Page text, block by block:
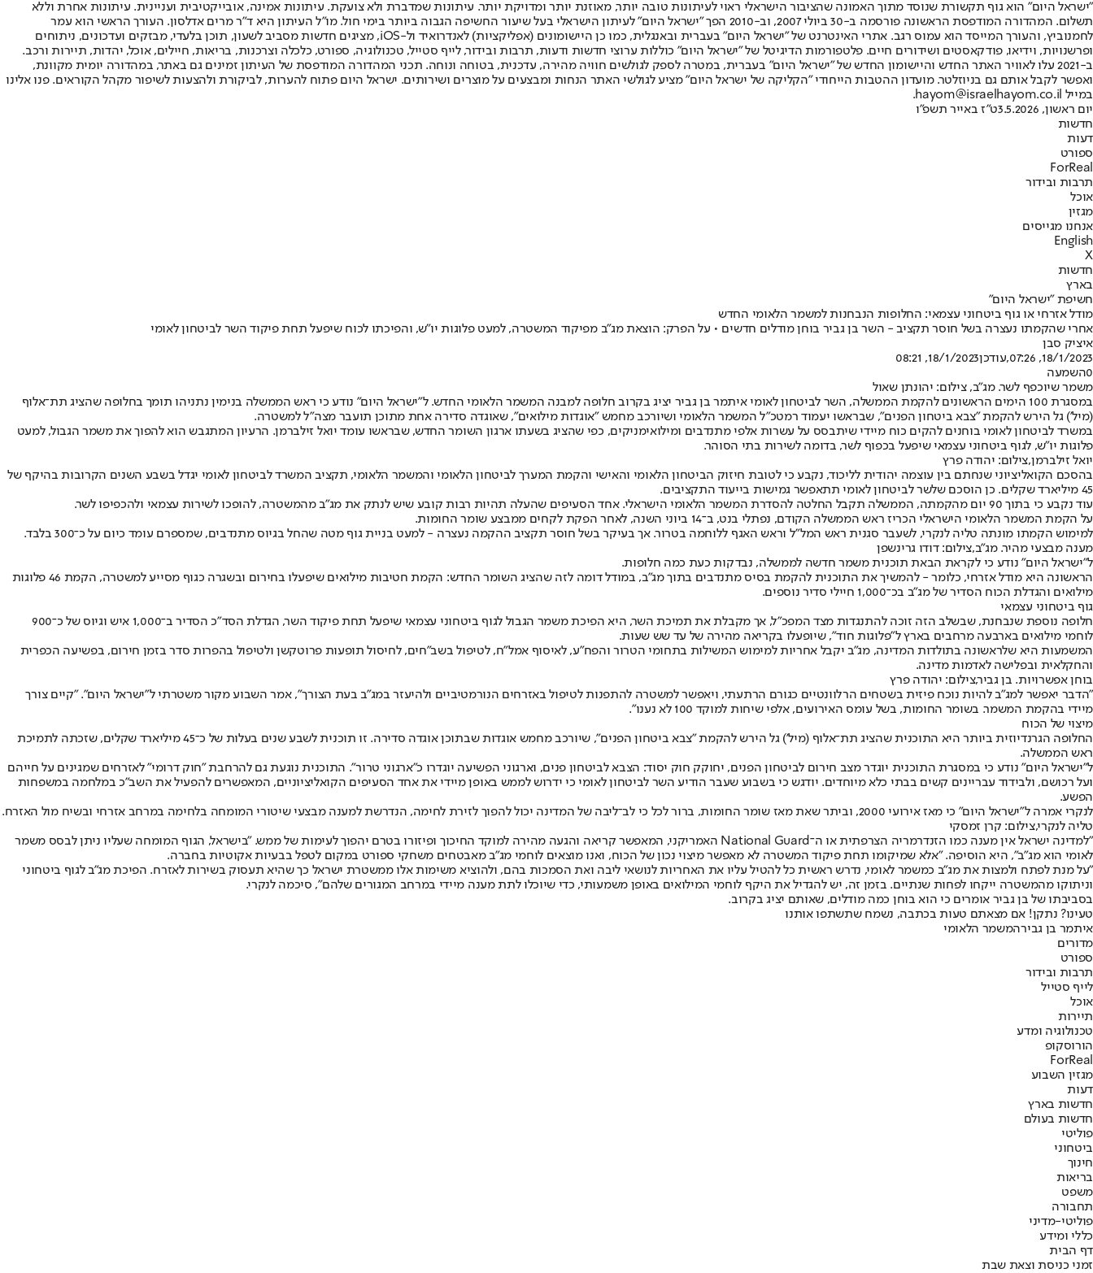
"ישראל היום" הוא גוף תקשורת שנוסד מתוך האמונה שהציבור הישראלי ראוי לעיתונות טובה יותר, מאוזנת יותר ומדויקת יותר. עיתונות שמדברת ולא צועקת. עיתונות אמינה, אובייקטיבית ועניינית. עיתונות אחרת וללא
תשלום. המהדורה המודפסת הראשונה פורסמה ב-30 ביולי 2007, וב-2010 הפך "ישראל היום" לעיתון הישראלי בעל שיעור החשיפה הגבוה ביותר בימי חול. מו"ל העיתון היא ד"ר מרים אדלסון. העורך הראשי הוא עמר
לחמנוביץ, והעורך המייסד הוא עמוס רגב. אתרי האינטרנט של "ישראל היום" בעברית ובאנגלית, כמו כן היישומונים (אפליקציות) לאנדרואיד ול-iOS, מציגים חדשות מסביב לשעון, תוכן בלעדי, מבזקים ועדכונים, ניתוחים
ופרשנויות, וידיאו, פודקאסטים ושידורים חיים. פלטפורמות הדיגיטל של "ישראל היום" כוללות ערוצי חדשות ודעות, תרבות ובידור, לייף סטייל, טכנולוגיה, ספורט, כלכלה וצרכנות, בריאות, חיילים, אוכל, יהדות, תיירות ורכב.
ב-2021 עלו לאוויר האתר החדש והיישומון החדש של "ישראל היום" בעברית, במטרה לספק לגולשים חוויה מהירה, עדכנית, בטוחה ונוחה. תכני המהדורה המודפסת של העיתון זמינים גם באתר, במהדורה יומית מקוונת,
ואפשר לקבל אותם גם בניוזלטר. מועדון ההטבות הייחודי "הקליקה של ישראל היום" מציע לגולשי האתר הנחות ומבצעים על מוצרים ושירותים. ישראל היום פתוח להערות, לביקורת ולהצעות לשיפור מקהל הקוראים. פנו אלינו
במייל hayom@israelhayom.co.il.
יום ראשון, 3.5.2026
ט"ז באייר תשפ"ו
חדשות
דעות
ספורט
ForReal
תרבות ובידור
אוכל
מגזין
אנחנו מגייסים
English
X
חדשות
בארץ
חשיפת "ישראל היום"
מודל אזרחי או גוף ביטחוני עצמאי: החלופות הנבחנות למשמר הלאומי החדש
אחרי שהקמתו נעצרה בשל חוסר תקציב - השר בן גביר בוחן מודלים חדשים • על הפרק: הוצאת מג"ב מפיקוד המשטרה, למעט פלוגות יו"ש, והפיכתו לכוח שיפעל תחת פיקוד השר לביטחון לאומי
איציק סבן
18/1/2023, 07:26
,עודכן18/1/2023, 08:21
0השמעה
משמר שיוכפף לשר. מג"ב, צילום: יהונתן שאול
במסגרת 100 הימים הראשונים להקמת הממשלה, השר לביטחון לאומי איתמר בן גביר יציג בקרוב חלופה למבנה המשמר הלאומי החדש. ל"ישראל היום" נודע כי ראש הממשלה בנימין נתניהו תומך בחלופה שהציג תת־אלוף
(מיל') גל הירש להקמת "צבא ביטחון הפנים", שבראשו יעמוד רמטכ"ל המשמר הלאומי ושיורכב מחמש "אוגדות מילואים", שאוגדה סדירה אחת מתוכן תועבר מצה"ל למשטרה.
במשרד לביטחון לאומי בוחנים להקים כוח מיידי שיתבסס על עשרות אלפי מתנדבים ומילואימניקים, כפי שהציג בשעתו ארגון השומר החדש, שבראשו עומד יואל זילברמן. הרעיון המתגבש הוא להפוך את משמר הגבול, למעט
פלוגות יו"ש, לגוף ביטחוני עצמאי שיפעל בכפוף לשר, בדומה לשירות בתי הסוהר.
יואל זילברמן,צילום: יהודה פרץ
בהסכם הקואליציוני שנחתם בין עוצמה יהודית לליכוד, נקבע כי לטובת חיזוק הביטחון הלאומי והאישי והקמת המערך לביטחון הלאומי והמשמר הלאומי, תקציב המשרד לביטחון לאומי יגדל בשבע השנים הקרובות בהיקף של
45 מיליארד שקלים. כן הוסכם שלשר לביטחון לאומי תתאפשר גמישות בייעוד התקציבים.
עוד נקבע כי בתוך 90 יום מהקמתה, הממשלה תקבל החלטה להסדרת המשמר הלאומי הישראלי. אחד הסעיפים שהעלה תהיות רבות קובע שיש לנתק את מג"ב מהמשטרה, להופכו לשירות עצמאי ולהכפיפו לשר.
על הקמת המשמר הלאומי הישראלי הכריז ראש הממשלה הקודם, נפתלי בנט, ב־14 ביוני השנה, לאחר הפקת לקחים ממבצע שומר החומות.
למימוש הקמתו מונתה טליה לנקרי, לשעבר סגנית ראש המל"ל וראש האגף ללוחמה בטרור. אך בעיקר בשל חוסר תקציב ההקמה נעצרה - למעט בניית גוף מטה שהחל בגיוס מתנדבים, שמספרם עומד כיום על כ־300 בלבד.
מענה מבצעי מהיר. מג"ב,צילום: דודו גרינשפן
ל"ישראל היום" נודע כי לקראת הבאת תוכנית משמר חדשה לממשלה, נבדקות כעת כמה חלופות.
הראשונה היא מודל אזרחי, כלומר - להמשיך את התוכנית להקמת בסיס מתנדבים בתוך מג"ב, במודל דומה לזה שהציג השומר החדש: הקמת חטיבות מילואים שיפעלו בחירום ובשגרה כגוף מסייע למשטרה, הקמת 46 פלוגות
מילואים והגדלת הכוח הסדיר של מג"ב בכ־1,000 חיילי סדיר נוספים.
גוף ביטחוני עצמאי
חלופה נוספת שנבחנת, שבשלב הזה זוכה להתנגדות מצד המפכ"ל, אך מקבלת את תמיכת השר, היא הפיכת משמר הגבול לגוף ביטחוני עצמאי שיפעל תחת פיקוד השר, הגדלת הסד"כ הסדיר ב־1,000 איש וגיוס של כ־900
לוחמי מילואים בארבעה מרחבים בארץ ל"פלוגות חוד", שיופעלו בקריאה מהירה של עד שש שעות.
המשמעות היא שלראשונה בתולדות המדינה, מג"ב יקבל אחריות למימוש המשילות בתחומי הטרור והפח"ע, לאיסוף אמל"ח, לטיפול בשב"חים, לחיסול תופעות פרוטקשן ולטיפול בהפרות סדר בזמן חירום, בפשיעה הכפרית
והחקלאית ובפלישה לאדמות מדינה.
בוחן אפשרויות. בן גביר,צילום: יהודה פרץ
"הדבר יאפשר למג"ב להיות נוכח פיזית בשטחים הרלוונטיים כגורם הרתעתי, ויאפשר למשטרה להתפנות לטיפול באזרחים הנורמטיביים ולהיעזר במג"ב בעת הצורך", אמר השבוע מקור משטרתי ל"ישראל היום". "קיים צורך
מיידי בהקמת המשמר. בשומר החומות, בשל עומס האירועים, אלפי שיחות למוקד 100 לא נענו".
מיצוי של הכוח
החלופה הגרנדיוזית ביותר היא התוכנית שהציג תת־אלוף (מיל') גל הירש להקמת "צבא ביטחון הפנים", שיורכב מחמש אוגדות שבתוכן אוגדה סדירה. זו תוכנית לשבע שנים בעלות של כ־45 מיליארד שקלים, שזכתה לתמיכת
ראש הממשלה.
ל"ישראל היום" נודע כי במסגרת התוכנית יוגדר מצב חירום לביטחון הפנים, יחוקק חוק יסוד: הצבא לביטחון פנים, וארגוני הפשיעה יוגדרו כ"ארגוני טרור". התוכנית נוגעת גם להרחבת "חוק דרומי" לאזרחים שמגינים על חייהם
ועל רכושם, ולבידוד עבריינים קשים בבתי כלא מיוחדים. יודגש כי בשבוע שעבר הודיע השר לביטחון לאומי כי ידרוש לממש באופן מיידי את אחד הסעיפים הקואליציוניים, המאפשרים להפעיל את השב"כ במלחמה במשפחות
הפשע.
לנקרי אמרה ל"ישראל היום" כי מאז אירועי 2000, וביתר שאת מאז שומר החומות, ברור לכל כי לב־ליבה של המדינה יכול להפוך לזירת לחימה, הנדרשת למענה מבצעי שיטורי המומחה בלחימה במרחב אזרחי ובשיח מול האזרח.
טליה לנקרי,צילום: קרן זמסקי
"למדינה ישראל אין מענה כמו הזנדרמריה הצרפתית או ה־National Guard האמריקני, המאפשר קריאה והגעה מהירה למוקד החיכוך ופיזורו בטרם יהפוך לעימות של ממש. "בישראל, הגוף המומחה שעליו ניתן לבסס משמר
לאומי הוא מג"ב", היא הוסיפה. "אלא שמיקומו תחת פיקוד המשטרה לא מאפשר מיצוי נכון של הכוח, ואנו מוצאים לוחמי מג"ב מאבטחים משחקי ספורט במקום לטפל בבעיות אקוטיות בחברה.
"על מנת לפתח ולמצות את מג"ב כמשמר לאומי, נדרש ראשית כל להטיל עליו את האחריות לנושאי ליבה ואת הסמכות בהם, ולהוציא משימות אלו ממשטרת ישראל כך שהיא תעסוק בשירות לאזרח. הפיכת מג"ב לגוף ביטחוני
וניתוקו מהמשטרה ייקחו לפחות שנתיים. בזמן זה, יש להגדיל את היקף לוחמי המילואים באופן משמעותי, כדי שיוכלו לתת מענה מיידי במרחב המגורים שלהם", סיכמה לנקרי.
בסביבתו של בן גביר אומרים כי הוא בוחן כמה מודלים, שאותם יציג בקרוב.
טעינו? נתקן! אם מצאתם טעות בכתבה, נשמח שתשתפו אותנו
איתמר בן גבירהמשמר הלאומי
מדורים
ספורט
תרבות ובידור
לייף סטייל
אוכל
תיירות
טכנולוגיה ומדע
הורוסקופ
ForReal
מגזין השבוע
דעות
חדשות בארץ
חדשות בעולם
פוליטי
ביטחוני
חינוך
בריאות
משפט
תחבורה
פוליטי-מדיני
כללי ומידע
דף הבית
זמני כניסת וצאת שבת